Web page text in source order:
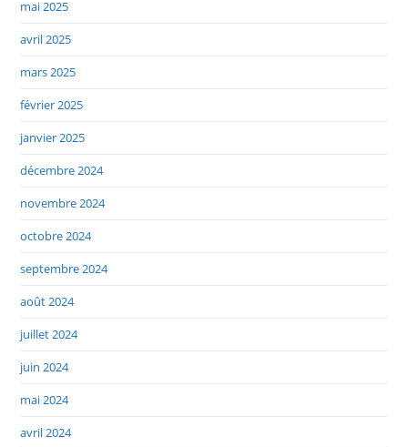
mai 2025
avril 2025
mars 2025
février 2025
janvier 2025
décembre 2024
novembre 2024
octobre 2024
septembre 2024
août 2024
juillet 2024
juin 2024
mai 2024
avril 2024